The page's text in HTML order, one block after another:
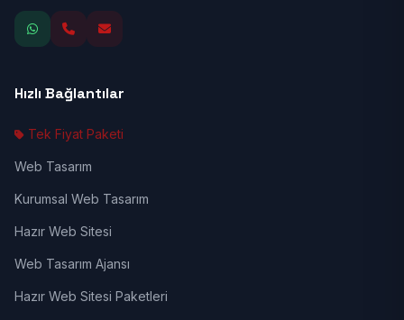
Hızlı Bağlantılar
Tek Fiyat Paketi
Web Tasarım
Kurumsal Web Tasarım
Hazır Web Sitesi
Web Tasarım Ajansı
Hazır Web Sitesi Paketleri